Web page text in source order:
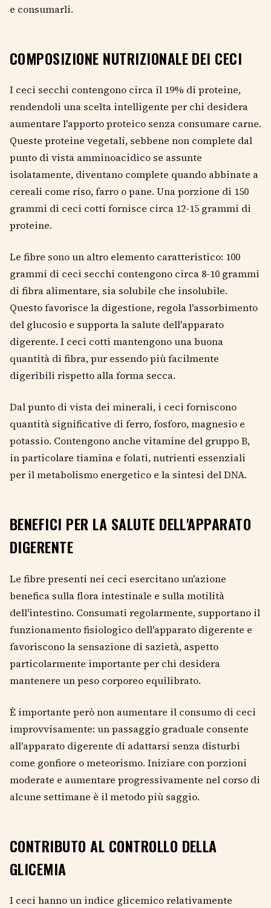
e consumarli.
COMPOSIZIONE NUTRIZIONALE DEI CECI
I ceci secchi contengono circa il 19% di proteine,
rendendoli una scelta intelligente per chi desidera
aumentare l'apporto proteico senza consumare carne.
Queste proteine vegetali, sebbene non complete dal
punto di vista amminoacidico se assunte
isolatamente, diventano complete quando abbinate a
cereali come riso, farro o pane. Una porzione di 150
grammi di ceci cotti fornisce circa 12-15 grammi di
proteine.
Le fibre sono un altro elemento caratteristico: 100
grammi di ceci secchi contengono circa 8-10 grammi
di fibra alimentare, sia solubile che insolubile.
Questo favorisce la digestione, regola l'assorbimento
del glucosio e supporta la salute dell'apparato
digerente. I ceci cotti mantengono una buona
quantità di fibra, pur essendo più facilmente
digeribili rispetto alla forma secca.
Dal punto di vista dei minerali, i ceci forniscono
quantità significative di ferro, fosforo, magnesio e
potassio. Contengono anche vitamine del gruppo B,
in particolare tiamina e folati, nutrienti essenziali
per il metabolismo energetico e la sintesi del DNA.
BENEFICI PER LA SALUTE DELL'APPARATO
DIGERENTE
Le fibre presenti nei ceci esercitano un'azione
benefica sulla flora intestinale e sulla motilità
dell'intestino. Consumati regolarmente, supportano il
funzionamento fisiologico dell'apparato digerente e
favoriscono la sensazione di sazietà, aspetto
particolarmente importante per chi desidera
mantenere un peso corporeo equilibrato.
È importante però non aumentare il consumo di ceci
improvvisamente: un passaggio graduale consente
all'apparato digerente di adattarsi senza disturbi
come gonfiore o meteorismo. Iniziare con porzioni
moderate e aumentare progressivamente nel corso di
alcune settimane è il metodo più saggio.
CONTRIBUTO AL CONTROLLO DELLA
GLICEMIA
I ceci hanno un indice glicemico relativamente